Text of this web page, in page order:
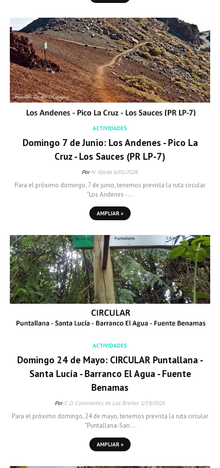
ACTIVIDADES
Domingo 7 de Junio: Los Andenes - Pico La
Cruz - Los Sauces (PR LP-7)
Por N. Ojeda 6/01/2026
Para el próximo domingo, 7 de junio, tenemos prevista la ruta circular
"Los Andenes - …
AMPLIAR »
ACTIVIDADES
Domingo 24 de Mayo: CIRCULAR Puntallana -
Santa Lucía - Barranco El Agua - Fuente
Benamas
Por C.D. Caminantes de Las Breñas 5/19/2026
Para el próximo domingo, 24 de mayo, tenemos prevista la ruta circular
"Puntallana-San…
AMPLIAR »